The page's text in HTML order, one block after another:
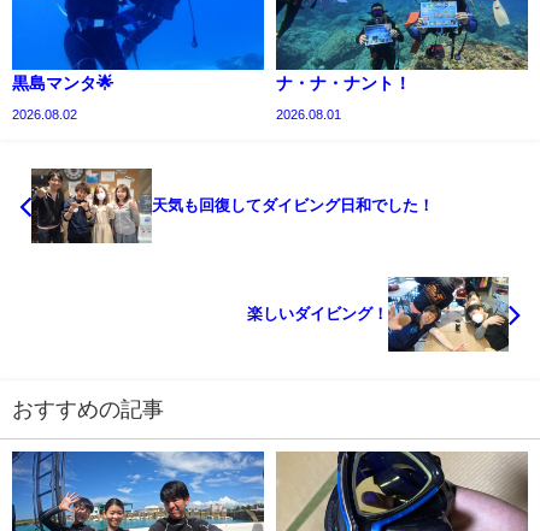
黒島マンタ🌟
2026.08.02
ナ・ナ・ナント！
2026.08.01
天気も回復してダイビング日和でした！
楽しいダイビング！
おすすめの記事